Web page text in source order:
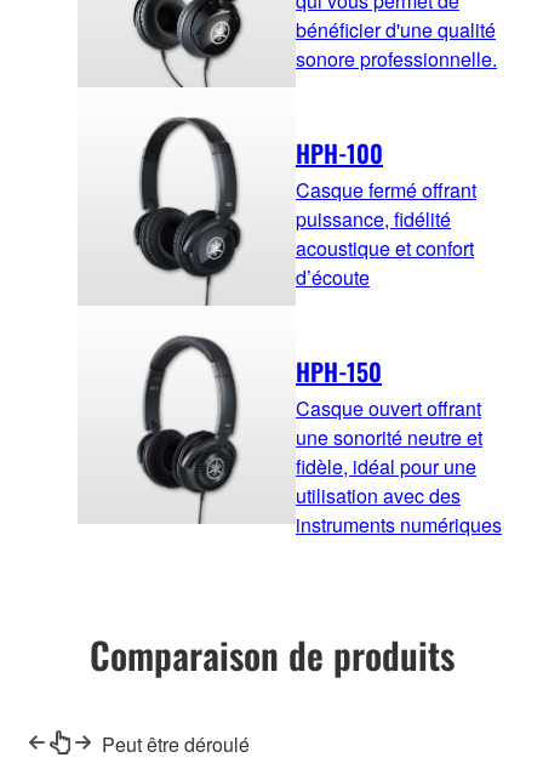
bénéficier d'une qualité
sonore professionnelle.
HPH-100
Casque fermé offrant
puissance, fidélité
acoustique et confort
d’écoute
HPH-150
Casque ouvert offrant
une sonorité neutre et
fidèle, idéal pour une
utilisation avec des
instruments numériques
Comparaison de produits
Peut être déroulé